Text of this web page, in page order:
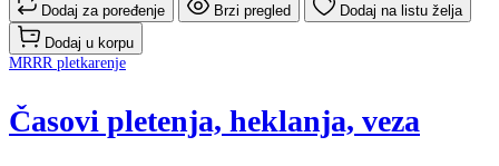
Dodaj za poređenje
Brzi pregled
Dodaj na listu želja
Dodaj u korpu
MRRR pletkarenje
Časovi pletenja, heklanja, veza